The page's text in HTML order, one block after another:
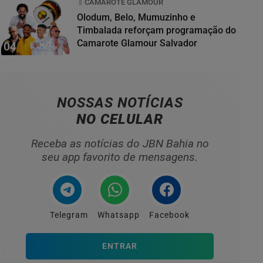
04
CAMAROTE GLAMOUR
Olodum, Belo, Mumuzinho e
Timbalada reforçam programação do
Camarote Glamour Salvador
NOSSAS NOTÍCIAS
NO CELULAR
Receba as notícias do JBN Bahia no
seu app favorito de mensagens.
Telegram Whatsapp Facebook
ENTRAR